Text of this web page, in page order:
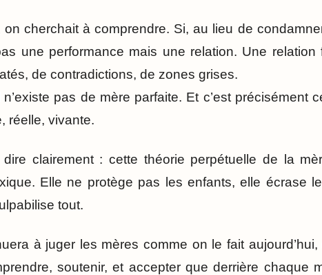
cherchait à comprendre. Si, au lieu de
une performance mais une relation. Une relation
de contradictions, de zones grises.
n’existe pas de mère parfaite. Et c’est précisément
réelle, vivante.
clairement : cette théorie perpétuelle de la
Elle ne protège pas les enfants, elle écrase
tout.
à juger les mères comme on le fait
soutenir, et accepter que derrière chaque